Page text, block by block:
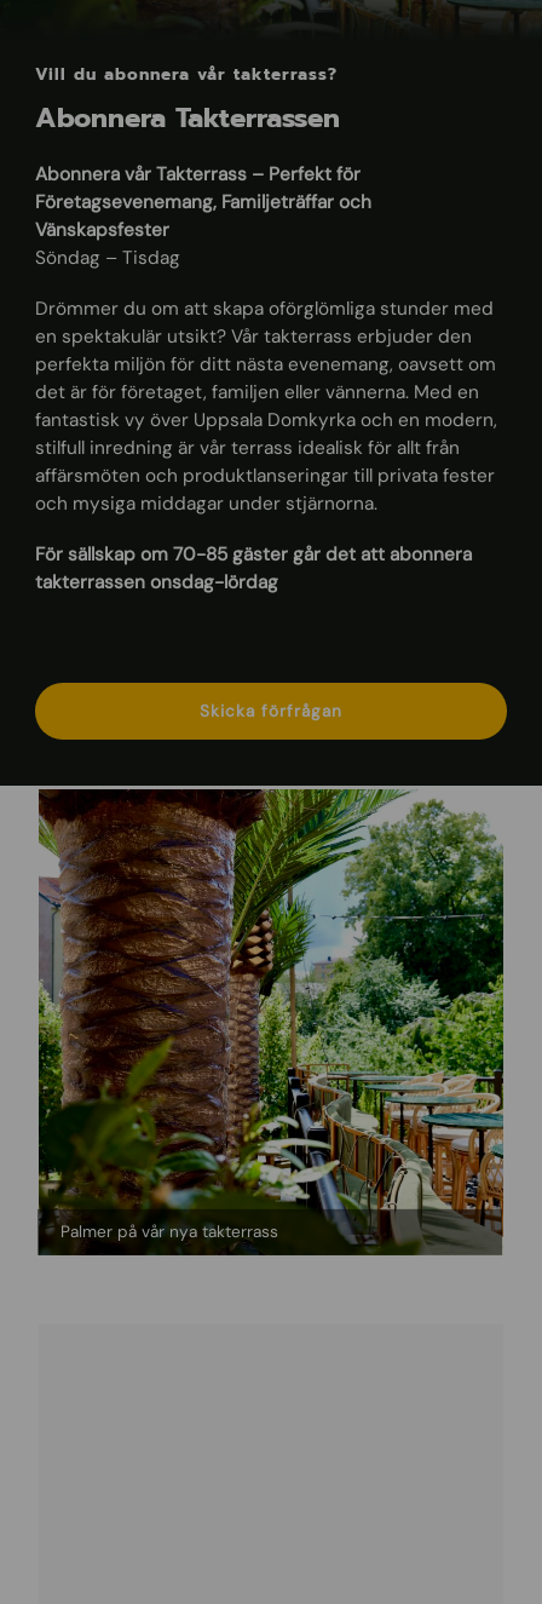
Vill du abonnera vår takterrass?
Abonnera Takterrassen
Abonnera vår Takterrass – Perfekt för
Företagsevenemang, Familjeträffar och
Vänskapsfester
Söndag – Tisdag
Drömmer du om att skapa oförglömliga stunder med
en spektakulär utsikt? Vår takterrass erbjuder den
perfekta miljön för ditt nästa evenemang, oavsett om
det är för företaget, familjen eller vännerna. Med en
fantastisk vy över Uppsala Domkyrka och en modern,
stilfull inredning är vår terrass idealisk för allt från
affärsmöten och produktlanseringar till privata fester
och mysiga middagar under stjärnorna.
För sällskap om 70-85 gäster går det att abonnera
takterrassen onsdag-lördag
Skicka förfrågan
Palmer på vår nya takterrass